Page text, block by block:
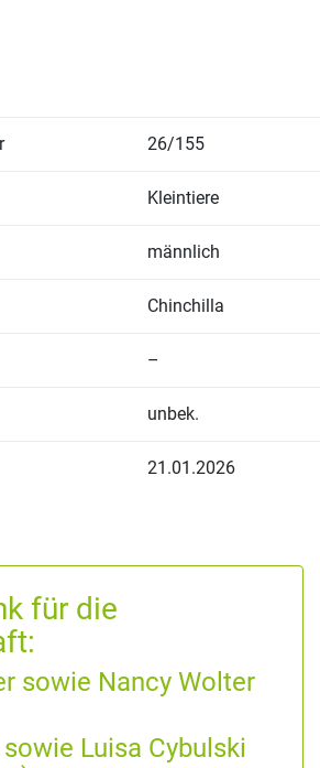
26/155
Kleintiere
männlich
Chinchilla
–
unbek.
21.01.2026
für die
sowie Nancy Wolter
Luisa Cybulski